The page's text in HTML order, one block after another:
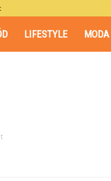
LIFESTYLE MODA